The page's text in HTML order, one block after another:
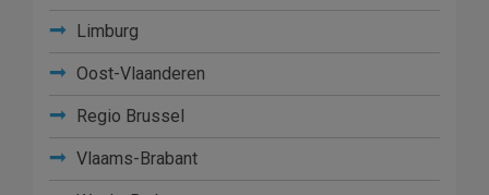
Limburg
Oost-Vlaanderen
Regio Brussel
Vlaams-Brabant